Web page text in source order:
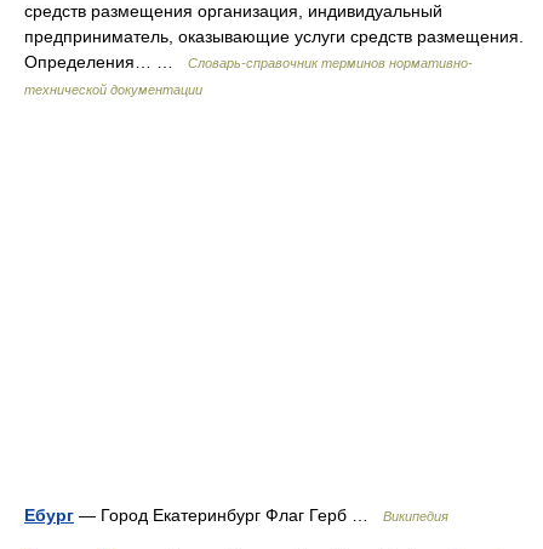
средств размещения организация, индивидуальный
предприниматель, оказывающие услуги средств размещения.
Определения… …
Словарь-справочник терминов нормативно-
технической документации
Ебург — Город Екатеринбург Флаг Герб … Википедия